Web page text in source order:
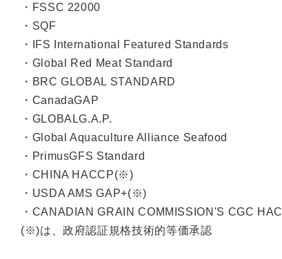
・FSSC 22000
・SQF
・IFS International Featured Standards
・Global Red Meat Standard
・BRC GLOBAL STANDARD
・CanadaGAP
・GLOBALG.A.P.
・Global Aquaculture Alliance Seafood
・PrimusGFS Standard
・CHINA HACCP(※)
・USDA AMS GAP+(※)
・CANADIAN GRAIN COMMISSION'S CGC
(※)は、政府認証規格技術的等価承認